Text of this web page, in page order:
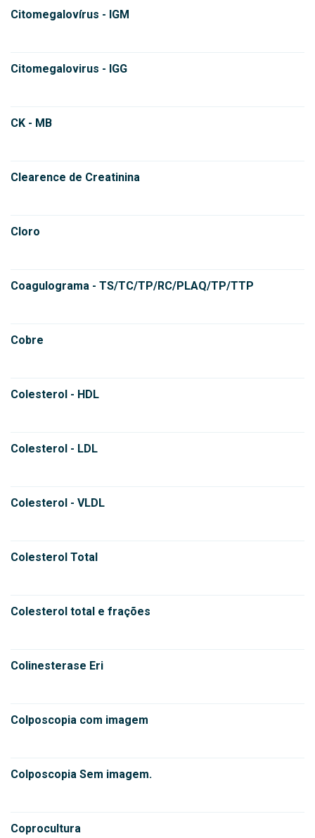
Citomegalovírus - IGM
Citomegalovirus - IGG
CK - MB
Clearence de Creatinina
Cloro
Coagulograma - TS/TC/TP/RC/PLAQ/TP/TTP
Cobre
Colesterol - HDL
Colesterol - LDL
Colesterol - VLDL
Colesterol Total
Colesterol total e frações
Colinesterase Eri
Colposcopia com imagem
Colposcopia Sem imagem.
Coprocultura